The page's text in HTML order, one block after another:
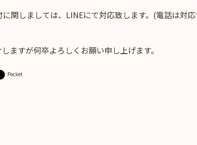
関しましては、LINEにて対応致します。(電話は対
ますが何卒よろしくお願い申し上げます。
Pocket